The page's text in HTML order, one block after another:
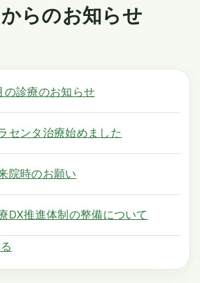
らのお知らせ
の診療のお知らせ
センタ治療始めました
院時のお願い
DX推進体制の整備について